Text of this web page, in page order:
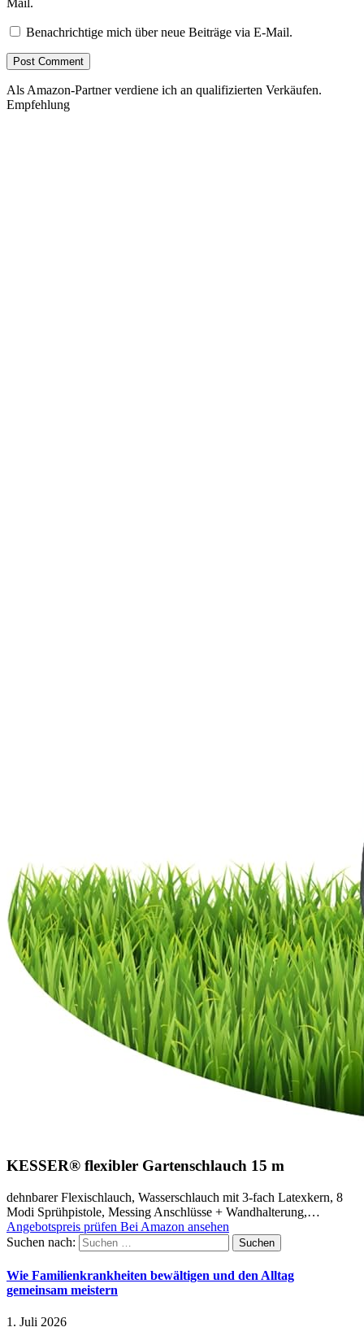
Mail.
Benachrichtige mich über neue Beiträge via E-Mail.
Als Amazon-Partner verdiene ich an qualifizierten Verkäufen.
Empfehlung
KESSER® flexibler Gartenschlauch 15 m
dehnbarer Flexischlauch, Wasserschlauch mit 3-fach Latexkern, 8
Modi Sprühpistole, Messing Anschlüsse + Wandhalterung,…
Angebotspreis prüfen Bei Amazon ansehen
Suchen nach:
Wie Familienkrankheiten bewältigen und den Alltag
gemeinsam meistern
1. Juli 2026